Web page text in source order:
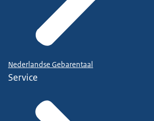
Nederlandse Gebarentaal
Service